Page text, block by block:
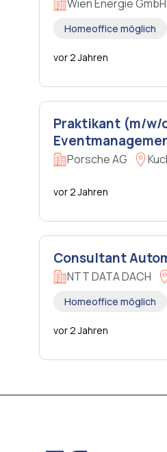
Wien Energie GmbH
Homeoffice möglich
vor 2 Jahren
Praktikant (m/w/
Porsche AG
vor 2 Jahren
Consultant
NTT DATA DACH
Homeoffice möglich
vor 2 Jahren